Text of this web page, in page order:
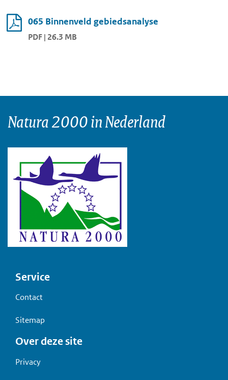
065 Binnenveld gebiedsanalyse
PDF | 26.3 MB
Natura 2000 in Nederland
Voet
Service
Contact
Sitemap
Over deze site
Privacy